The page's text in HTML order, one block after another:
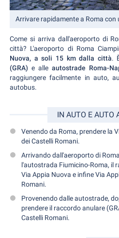
Arrivare rapidamente a Roma con
Come si arriva dall'aeroporto di
città? L'aeroporto di Roma
Nuova, a soli 15 km dalla città.
(GRA) e alle autostrade Roma-
raggiungere facilmente in auto,
autobus.
IN AUTO E AUTO
Venendo da Roma, prendere la
dei Castelli Romani.
Arrivando dall'aeroporto di
l'autostrada Fiumicino-Roma, il
Via Appia Nuova e infine Via
Romani.
Provenendo dalle autostrade,
prendere il raccordo anulare
Castelli Romani.